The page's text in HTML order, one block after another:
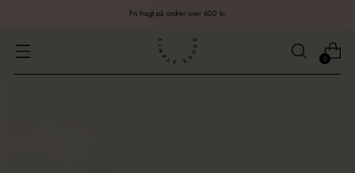
Fri fragt på ordrer over 600 kr.
0